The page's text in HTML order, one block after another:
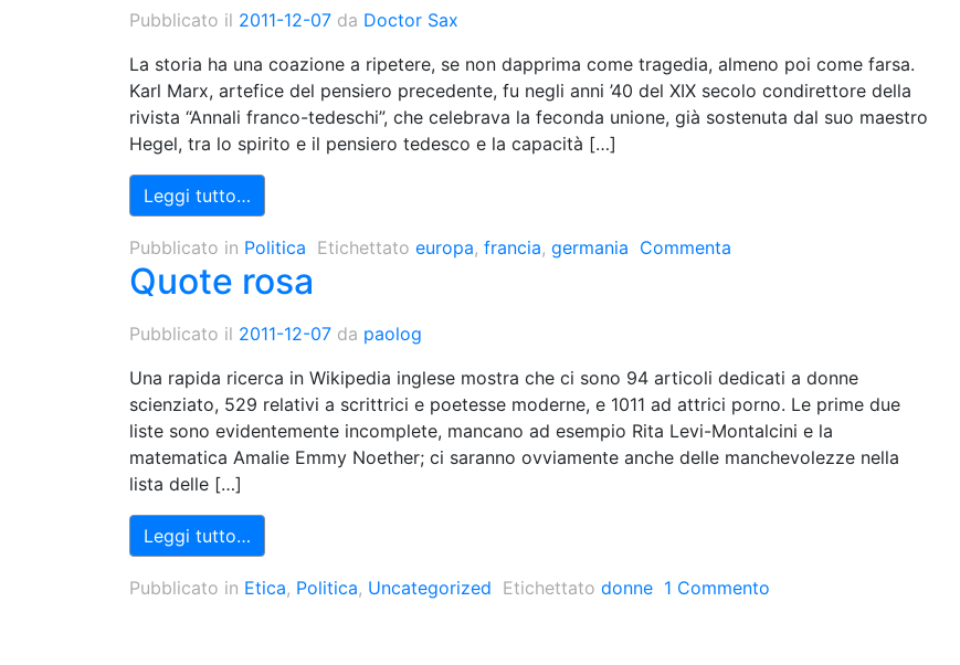
Pubblicato il 2011-12-07 da Doctor Sax
La storia ha una coazione a ripetere, se non dapprima come tragedia, almeno poi come farsa.
Karl Marx, artefice del pensiero precedente, fu negli anni ’40 del XIX secolo condirettore della
rivista “Annali franco-tedeschi”, che celebrava la feconda unione, già sostenuta dal suo maestro
Hegel, tra lo spirito e il pensiero tedesco e la capacità […]
Leggi tutto…
Pubblicato in Politica Etichettato europa, francia, germania Commenta
Quote rosa
Pubblicato il 2011-12-07 da paolog
Una rapida ricerca in Wikipedia inglese mostra che ci sono 94 articoli dedicati a donne
scienziato, 529 relativi a scrittrici e poetesse moderne, e 1011 ad attrici porno. Le prime due
liste sono evidentemente incomplete, mancano ad esempio Rita Levi-Montalcini e la
matematica Amalie Emmy Noether; ci saranno ovviamente anche delle manchevolezze nella
lista delle […]
Leggi tutto…
Pubblicato in Etica, Politica, Uncategorized Etichettato donne 1 Commento